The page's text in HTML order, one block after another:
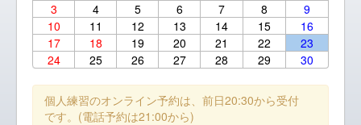
3
4 5 6 7 8
9
10
11 12 13 14 15
16
17
18 19 20 21 22
23
24
25 26 27 28 29 30
個人練習のオンライン予約は、前日20:30から受付
です。(電話予約は21:00から)